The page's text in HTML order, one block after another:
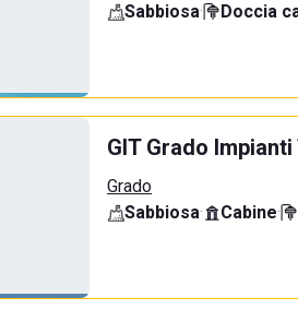
Sabbiosa· Doccia
GIT Grado
Grado
Sabbiosa· Cabine·